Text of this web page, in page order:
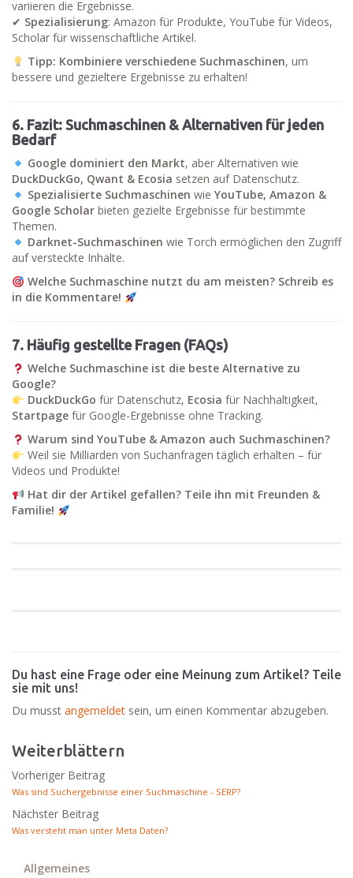
variieren die Ergebnisse.
✔ Spezialisierung: Amazon für Produkte, YouTube für Videos,
Scholar für wissenschaftliche Artikel.
Tipp: Kombiniere verschiedene Suchmaschinen, um
bessere und gezieltere Ergebnisse zu erhalten!
6. Fazit: Suchmaschinen & Alternativen für jeden
Bedarf
Google dominiert den Markt, aber Alternativen wie
DuckDuckGo, Qwant & Ecosia setzen auf Datenschutz.
Spezialisierte Suchmaschinen wie YouTube, Amazon &
Google Scholar bieten gezielte Ergebnisse für bestimmte
Themen.
Darknet-Suchmaschinen wie Torch ermöglichen den Zugriff
auf versteckte Inhalte.
Welche Suchmaschine nutzt du am meisten? Schreib es
in die Kommentare!
7. Häufig gestellte Fragen (FAQs)
Welche Suchmaschine ist die beste Alternative zu
Google?
DuckDuckGo für Datenschutz, Ecosia für Nachhaltigkeit,
Startpage für Google-Ergebnisse ohne Tracking.
Warum sind YouTube & Amazon auch Suchmaschinen?
Weil sie Milliarden von Suchanfragen täglich erhalten – für
Videos und Produkte!
Hat dir der Artikel gefallen? Teile ihn mit Freunden &
Familie!
Du hast eine Frage oder eine Meinung zum Artikel? Teile
sie mit uns!
Du musst angemeldet sein, um einen Kommentar abzugeben.
Weiterblättern
Vorheriger Beitrag
Was sind Suchergebnisse einer Suchmaschine - SERP?
Nächster Beitrag
Was versteht man unter Meta Daten?
Allgemeines